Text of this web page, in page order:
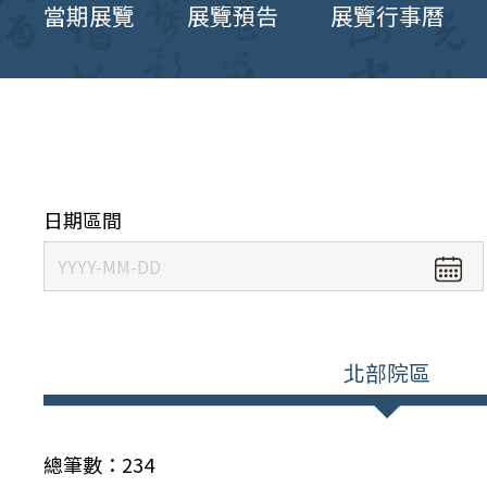
當期展覽 展覽預告 展覽行事曆
日期區間
北部院區
總筆數： 234